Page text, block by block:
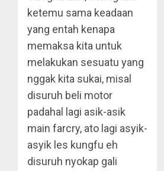
ketemu sama keadaan
yang entah kenapa
memaksa kita untuk
melakukan sesuatu yang
nggak kita sukai, misal
disuruh beli motor
padahal lagi asik-asik
main farcry, ato lagi asyik-
asyik les kungfu eh
disuruh nyokap gali